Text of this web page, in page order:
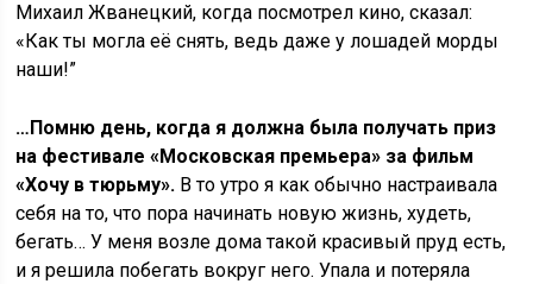
Михаил Жванецкий, когда посмотрел кино, сказал:
«Как ты могла её снять, ведь даже у лошадей морды
наши!”
…Помню день, когда я должна была получать приз
на фестивале «Московская премьера» за фильм
«Хочу в тюрьму». В то утро я как обычно настраивала
себя на то, что пора начинать новую жизнь, худеть,
бегать… У меня возле дома такой красивый пруд есть,
и я решила побегать вокруг него. Упала и потеряла